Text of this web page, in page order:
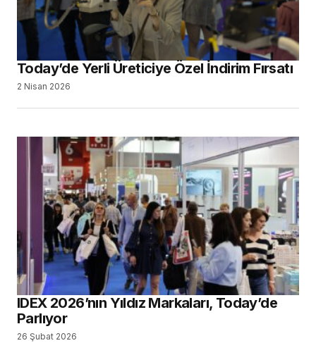
Today’de Yerli Üreticiye Özel İndirim Fırsatı
2 Nisan 2026
IDEX 2026’nın Yıldız Markaları, Today’de
Parlıyor
26 Şubat 2026